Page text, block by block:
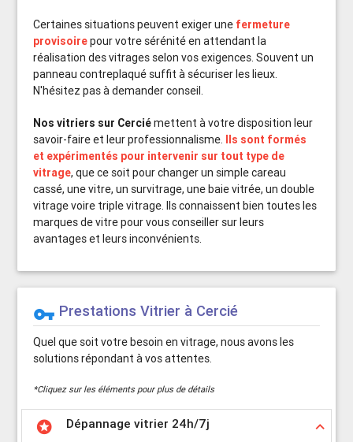
Certaines situations peuvent exiger une fermeture
provisoirepour votre sérénité en attendant la
réalisation des vitrages selon vos exigences. Souvent un
panneau contreplaqué suffit à sécuriser les lieux.
N'hésitez pas à demander conseil.
Nos vitriers sur Cerciémettent à votre disposition leur
savoir-faire et leur professionnalisme. Ils sont formés
et expérimentés pour intervenir sur tout type de
vitrage, que ce soit pour changer un simple careau
cassé, une vitre, un survitrage, une baie vitrée, un double
vitrage voire triple vitrage. Ils connaissent bien toutes les
marques de vitre pour vous conseiller sur leurs
avantages et leurs inconvénients.
vpn_key Prestations Vitrier à Cercié
Quel que soit votre besoin en vitrage, nous avons les
solutions répondant à vos attentes.
*Cliquez sur les éléments pour plus de détails
stars keyboard_arrow_up
Dépannage vitrier 24h/7j